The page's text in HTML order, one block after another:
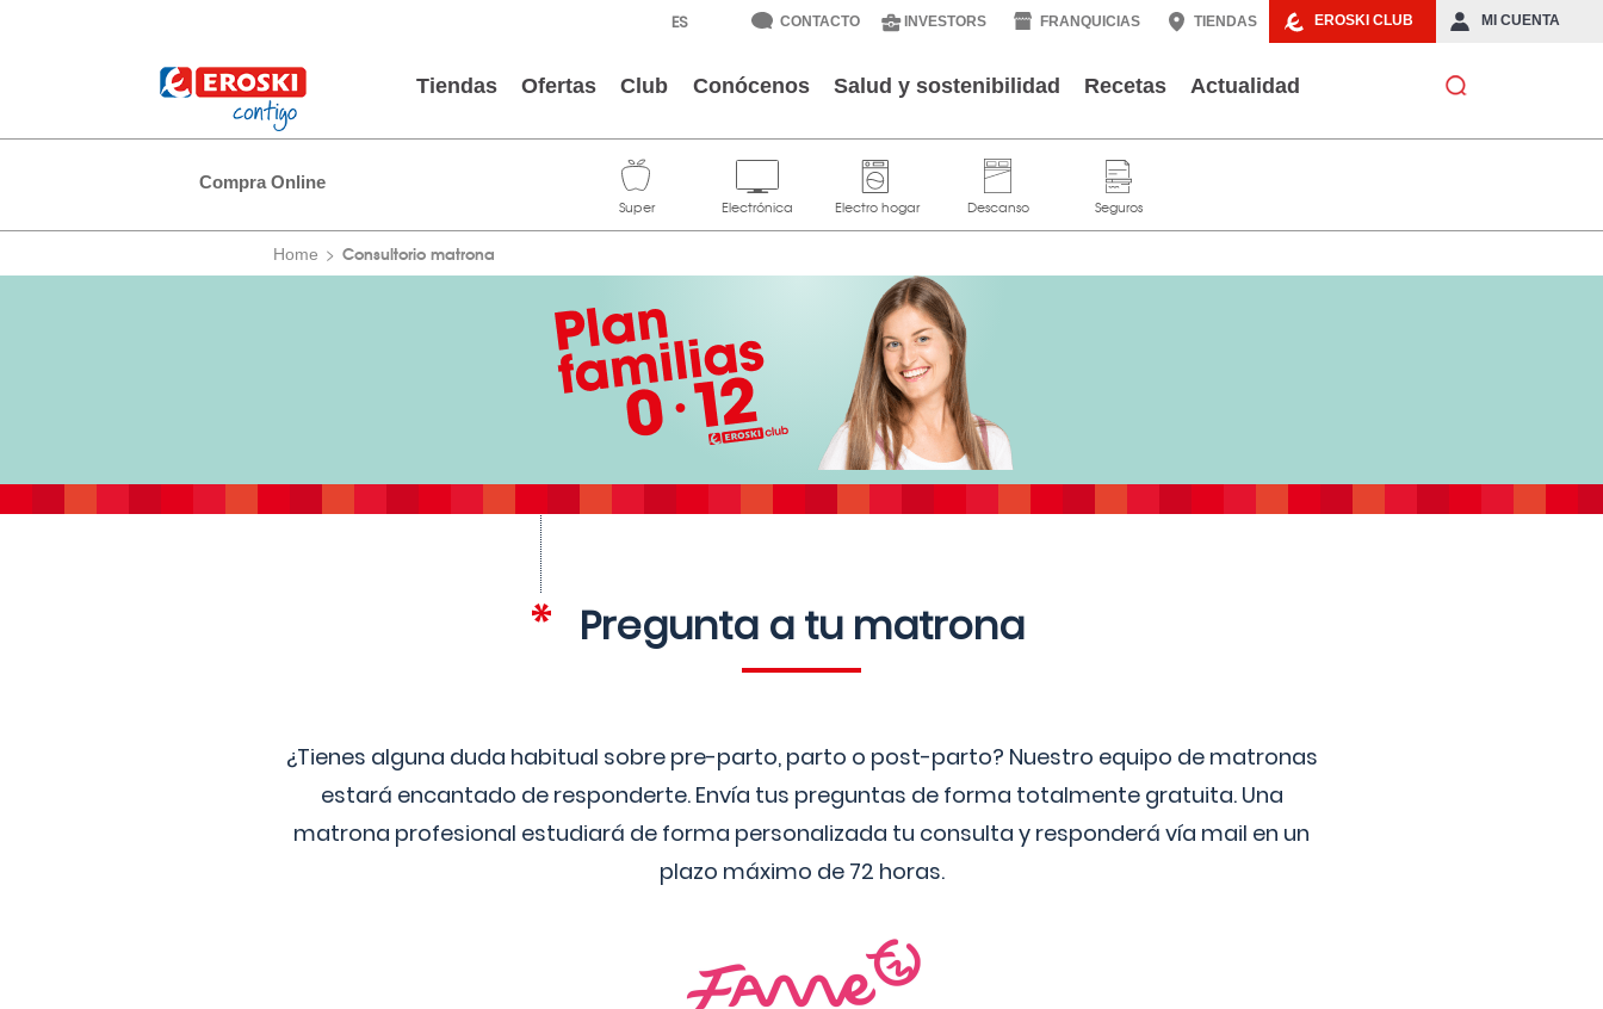
EROSKI CLUB MI CUENTA
CONTACTO INVESTORS FRANQUICIAS TIENDAS
Tiendas Ofertas Club Conócenos Salud y sostenibilidad Recetas Actualidad
Compra Online
Home Consultorio matrona
Pregunta a tu matrona
¿Tienes alguna duda habitual sobre pre-parto, parto o post-parto? Nuestro equipo de matronas
estará encantado de responderte. Envía tus preguntas de forma totalmente gratuita. Una
matrona profesional estudiará de forma personalizada tu consulta y responderá vía mail en un
plazo máximo de 72 horas.